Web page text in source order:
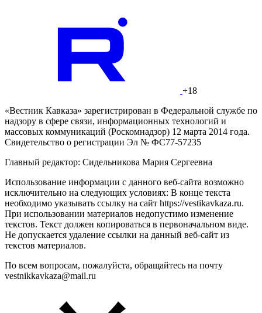
+18
«Вестник Кавказа» зарегистрирован в Федеральной службе по
надзору в сфере связи, информационных технологий и
массовых коммуникаций (Роскомнадзор) 12 марта 2014 года.
Свидетельство о регистрации Эл № ФС77-57235
Главный редактор: Сидельникова Мария Сергеевна
Использование информации с данного веб-сайта возможно
исключительно на следующих условиях: В конце текста
необходимо указывать ссылку на сайт https://vestikavkaza.ru.
При использовании материалов недопустимо изменение
текстов. Текст должен копироваться в первоначальном виде.
Не допускается удаление ссылки на данный веб-сайт из
текстов материалов.
По всем вопросам, пожалуйста, обращайтесь на почту
vestnikkavkaza@mail.ru